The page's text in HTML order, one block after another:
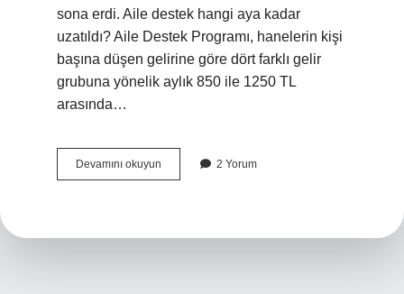
sona erdi. Aile destek hangi aya kadar
uzatıldı? Aile Destek Programı, hanelerin kişi
başına düşen gelirine göre dört farklı gelir
grubuna yönelik aylık 850 ile 1250 TL
arasında…
Devamını okuyun
Destek
2 Yorum